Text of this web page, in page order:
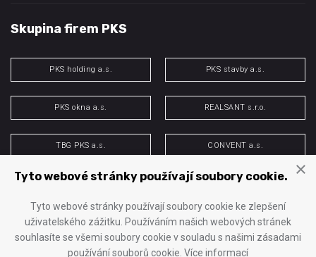
Skupina firem PKS
PKS holding a.s. PKS stavby a.s.
PKS okna a.s. REALSANT s.r.o.
TBG PKS a.s. CONVENT a.s.
PKS energo s.r.o. H&M spol. s r.o.
© 2025 PKS stavby a.s.
×
Tyto webové stránky používají soubory cookie.
Tyto webové stránky používají soubory cookie ke zlepšení
uživatelského zážitku. Používáním našich webových stránek
souhlasíte se všemi soubory cookie v souladu s našimi zásadami
používání souborů cookie. Více informací